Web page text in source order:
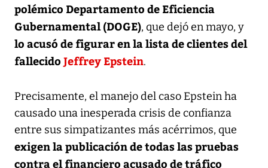
polémico Departamento de Eficiencia
Gubernamental (DOGE), que dejó en mayo, y
lo acusó de figurar en la lista de clientes del
fallecido Jeffrey Epstein.
Precisamente, el manejo del caso Epstein ha
causado una inesperada crisis de confianza
entre sus simpatizantes más acérrimos, que
exigen la publicación de todas las pruebas
contra el financiero acusado de tráfico